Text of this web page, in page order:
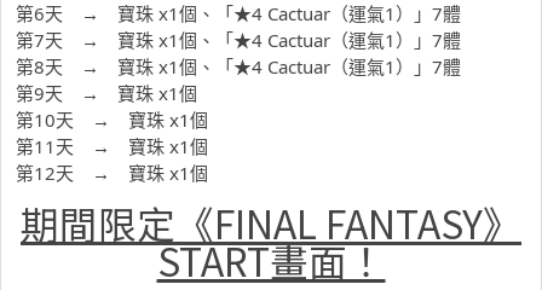
第6天 → 寶珠 x1個、「★4 Cactuar（運氣1）」7體
第7天 → 寶珠 x1個、「★4 Cactuar（運氣1）」7體
第8天 → 寶珠 x1個、「★4 Cactuar（運氣1）」7體
第9天 → 寶珠 x1個
第10天 → 寶珠 x1個
第11天 → 寶珠 x1個
第12天 → 寶珠 x1個
期間限定《FINAL FANTASY》
START畫面！